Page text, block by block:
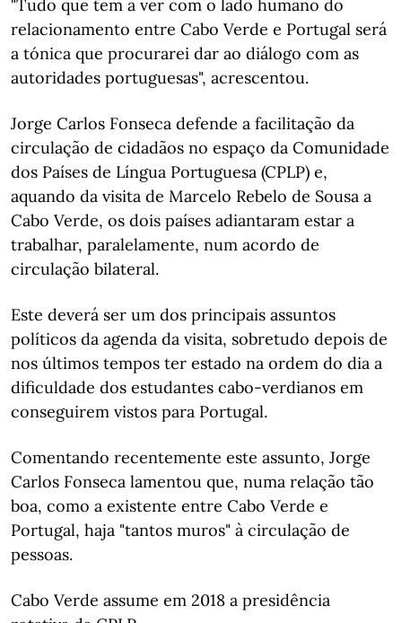
"Tudo que tem a ver com o lado humano do
relacionamento entre Cabo Verde e Portugal será
a tónica que procurarei dar ao diálogo com as
autoridades portuguesas", acrescentou.
Jorge Carlos Fonseca defende a facilitação da
circulação de cidadãos no espaço da Comunidade
dos Países de Língua Portuguesa (CPLP) e,
aquando da visita de Marcelo Rebelo de Sousa a
Cabo Verde, os dois países adiantaram estar a
trabalhar, paralelamente, num acordo de
circulação bilateral.
Este deverá ser um dos principais assuntos
políticos da agenda da visita, sobretudo depois de
nos últimos tempos ter estado na ordem do dia a
dificuldade dos estudantes cabo-verdianos em
conseguirem vistos para Portugal.
Comentando recentemente este assunto, Jorge
Carlos Fonseca lamentou que, numa relação tão
boa, como a existente entre Cabo Verde e
Portugal, haja "tantos muros" à circulação de
pessoas.
Cabo Verde assume em 2018 a presidência